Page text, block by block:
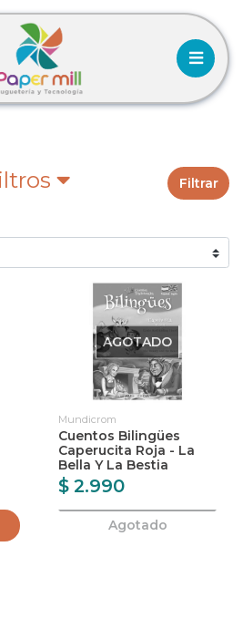
Filtrar
AGOTADO
Mundicrom
Cuentos Bilingües
Caperucita Roja - La
Bella Y La Bestia
$ 2.990
Agotado